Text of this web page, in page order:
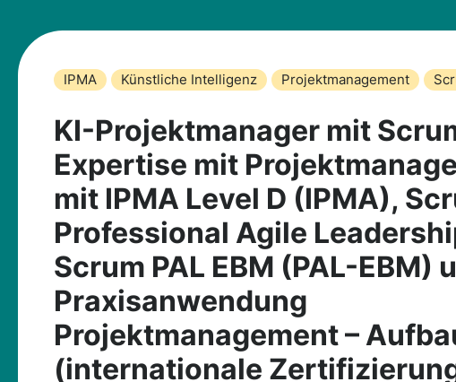
IPMA Künstliche Intelligenz Projektmanagement
KI-Projektmanager mit
Expertise mit
mit IPMA Level D (IPMA),
Professional Agile
Scrum PAL EBM (PAL-EBM)
Praxisanwendung
Projektmanagement –
(internationale